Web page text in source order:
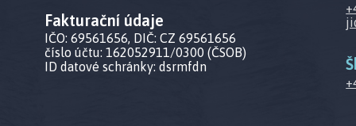
Fakturační údaje
IČO: 69561656, DIČ: CZ 69561656
číslo účtu: 162052911/0300 (ČSOB)
ID datové schránky: dsrmfdn